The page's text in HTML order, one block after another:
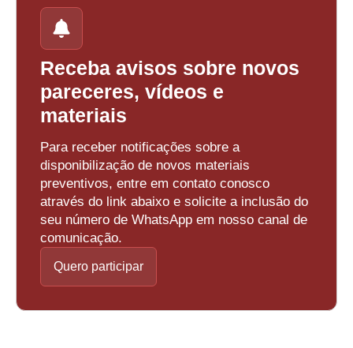
Receba avisos sobre novos
pareceres, vídeos e
materiais
Para receber notificações sobre a
disponibilização de novos materiais
preventivos, entre em contato conosco
através do link abaixo e solicite a inclusão do
seu número de WhatsApp em nosso canal de
comunicação.
Quero participar